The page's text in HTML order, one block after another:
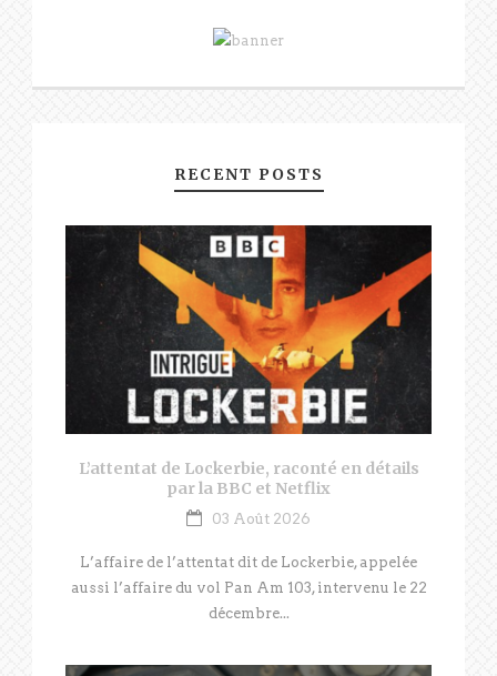
RECENT POSTS
L’attentat de Lockerbie, raconté en détails
par la BBC et Netflix
03 Août 2026
L’affaire de l’attentat dit de Lockerbie, appelée
aussi l’affaire du vol Pan Am 103, intervenu le 22
décembre...